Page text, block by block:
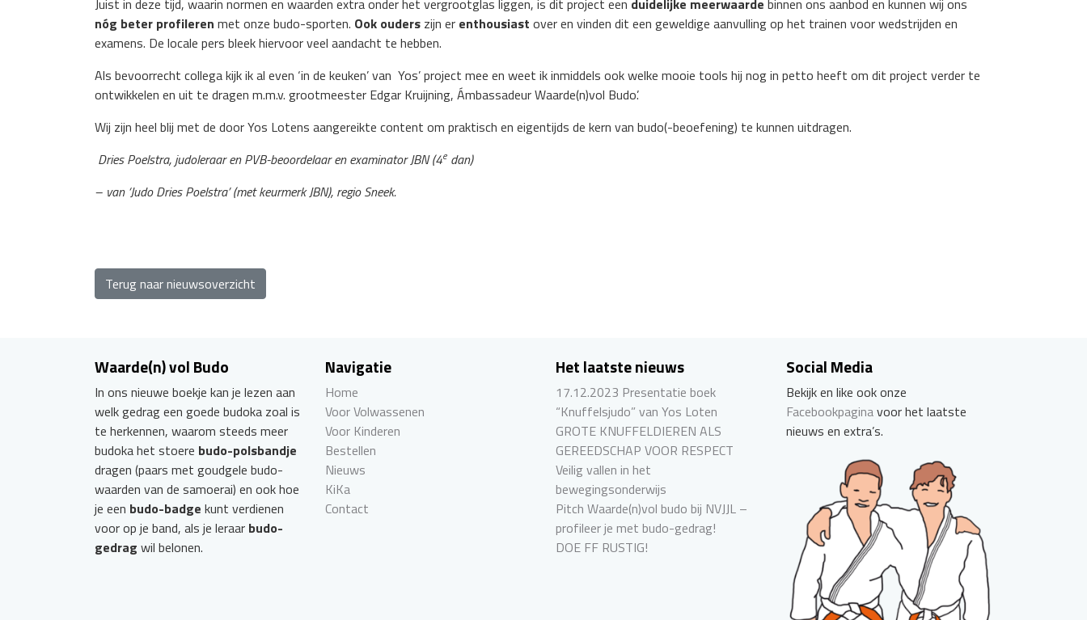
Juist in deze tijd, waarin normen en waarden extra onder het vergrootglas liggen, is dit project een duidelijke meerwaarde binnen ons aanbod en kunnen wij ons
nóg beter profileren met onze budo-sporten. Ook ouders zijn er enthousiast over en vinden dit een geweldige aanvulling op het trainen voor wedstrijden en
examens. De locale pers bleek hiervoor veel aandacht te hebben.
Als bevoorrecht collega kijk ik al even ‘in de keuken’ van Yos’ project mee en weet ik inmiddels ook welke mooie tools hij nog in petto heeft om dit project verder te
ontwikkelen en uit te dragen m.m.v. grootmeester Edgar Kruijning, Ámbassadeur Waarde(n)vol Budo’.
Wij zijn heel blij met de door Yos Lotens aangereikte content om praktisch en eigentijds de kern van budo(-beoefening) te kunnen uitdragen.
Dries Poelstra, judoleraar en PVB-beoordelaar en examinator JBN (4e dan)
– van ‘Judo Dries Poelstra’ (met keurmerk JBN), regio Sneek.
Terug naar nieuwsoverzicht
Waarde(n) vol Budo
In ons nieuwe boekje kan je lezen aan
welk gedrag een goede budoka zoal is
te herkennen, waarom steeds meer
budoka het stoere budo-polsbandje
dragen (paars met goudgele budo-
waarden van de samoerai) en ook hoe
je een budo-badge kunt verdienen
voor op je band, als je leraar budo-
gedrag wil belonen.
Navigatie
Home
Voor Volwassenen
Voor Kinderen
Bestellen
Nieuws
KiKa
Contact
Het laatste nieuws
17.12.2023 Presentatie boek
“Knuffelsjudo” van Yos Loten
GROTE KNUFFELDIEREN ALS
GEREEDSCHAP VOOR RESPECT
Veilig vallen in het
bewegingsonderwijs
Pitch Waarde(n)vol budo bij NVJJL –
profileer je met budo-gedrag!
DOE FF RUSTIG!
Social Media
Bekijk en like ook onze
Facebookpaginavoor het laatste
nieuws en extra’s.